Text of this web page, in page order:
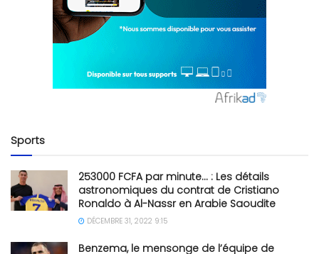
Sports
253000 FCFA par minute… : Les détails
astronomiques du contrat de Cristiano
Ronaldo à Al-Nassr en Arabie Saoudite
DÉCEMBRE 31, 2022 9:15
Benzema, le mensonge de l’équipe de